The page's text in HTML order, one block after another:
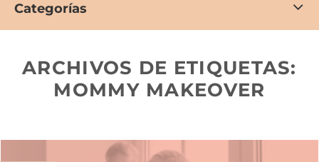
Categorías
ARCHIVOS DE ETIQUETAS:
MOMMY MAKEOVER